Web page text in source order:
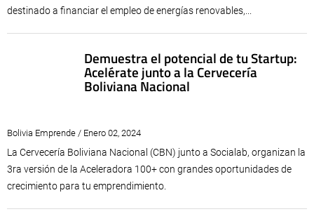
destinado a financiar el empleo de energías renovables,...
Demuestra el potencial de tu Startup:
Acelérate junto a la Cervecería
Boliviana Nacional
Bolivia Emprende / Enero 02, 2024
La Cervecería Boliviana Nacional (CBN) junto a Socialab, organizan la
3ra versión de la Aceleradora 100+ con grandes oportunidades de
crecimiento para tu emprendimiento.